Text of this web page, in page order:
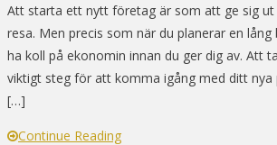
Att starta ett nytt företag är som att ge sig ut
resa. Men precis som när du planerar en lång
ha koll på ekonomin innan du ger dig av. Att
viktigt steg för att komma igång med ditt nya
[…]
Continue Reading